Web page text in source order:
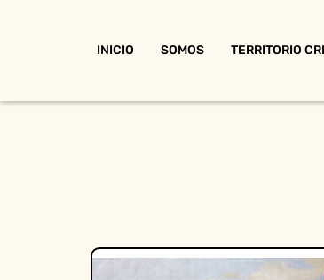
INICIO SOMOS TERRITORIO